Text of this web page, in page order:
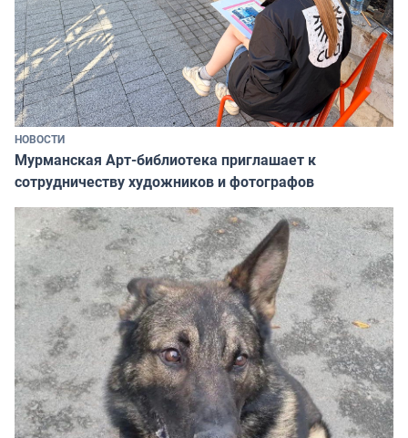
НОВОСТИ
Мурманская Арт-библиотека приглашает к
сотрудничеству художников и фотографов